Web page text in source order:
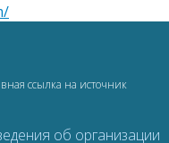
ссылка на источник
об организации